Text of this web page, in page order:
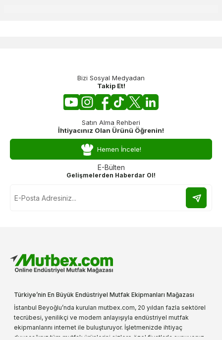
Bizi Sosyal Medyadan
Takip Et!
Satın Alma Rehberi
İhtiyacınız Olan Ürünü Öğrenin!
Hemen İncele!
E-Bülten
Gelişmelerden Haberdar Ol!
Türkiye’nin En Büyük Endüstriyel Mutfak Ekipmanları Mağazası
İstanbul Beyoğlu’nda kurulan mutbex.com, 20 yıldan fazla sektörel
tecrübesi, yenilikçi ve modern anlayışıyla endüstriyel mutfak
ekipmanlarını internet ile buluşturuyor. İşletmenizde ihtiyaç
duyacağınız tüm mutfak ürünlerini sizlere özel fiyatlarla sunuyoruz.